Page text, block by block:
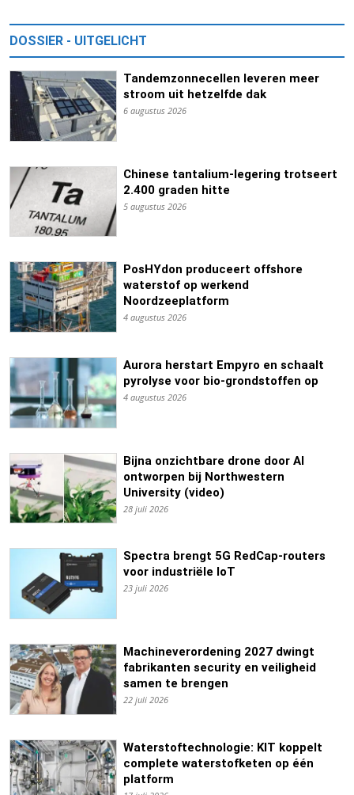
DOSSIER - UITGELICHT
Tandemzonnecellen leveren meer
stroom uit hetzelfde dak
6 augustus 2026
Chinese tantalium-legering trotseert
2.400 graden hitte
5 augustus 2026
PosHYdon produceert offshore
waterstof op werkend
Noordzeeplatform
4 augustus 2026
Aurora herstart Empyro en schaalt
pyrolyse voor bio-grondstoffen op
4 augustus 2026
Bijna onzichtbare drone door AI
ontworpen bij Northwestern
University (video)
28 juli 2026
Spectra brengt 5G RedCap-routers
voor industriële IoT
23 juli 2026
Machineverordening 2027 dwingt
fabrikanten security en veiligheid
samen te brengen
22 juli 2026
Waterstoftechnologie: KIT koppelt
complete waterstofketen op één
platform